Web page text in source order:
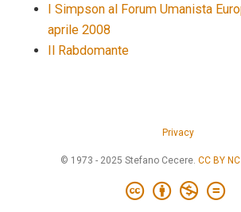
I Simpson al Forum Umanista
aprile 2008
Il Rabdomante
Privacy
© 1973 - 2025 Stefano Cecere. CC BY